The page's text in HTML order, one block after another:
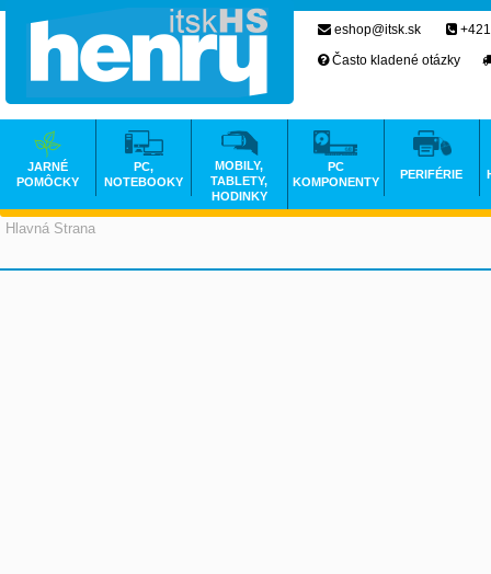
Hlavná Strana
eshop@itsk.sk
Často kladené otázky
JARNÉ
POMÔCKY
PC,
NOTEBOOKY
MOBILY,
TABLETY,
HODINKY
PC
KOMPONENTY
PERIFÉRIE